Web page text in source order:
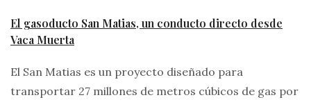
El gasoducto San Matias, un conducto directo desde
Vaca Muerta
El San Matias es un proyecto diseñado para
transportar 27 millones de metros cúbicos de gas por